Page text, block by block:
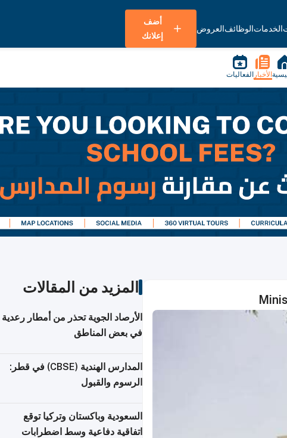
الخدماتالوظائفالعروض
أضف
إعلانك
الأخبار الفعاليات
المزيد من المقالات
الأرصاد الجوية تحذر من أمطار رعدية
في بعض المناطق
المدارس الهندية (CBSE) في قطر:
الرسوم والقبول
السعودية وباكستان وتركيا توقع
اتفاقية دفاعية وسط اضطرابات